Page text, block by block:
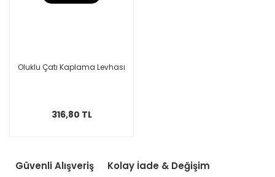
Oluklu Çatı Kaplama Levhası
316,80 TL
Güvenli Alışveriş Kolay İade & Değişim